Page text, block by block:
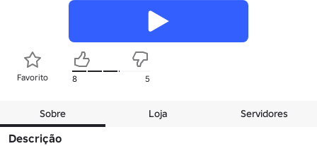
Favorito 8 5
Sobre Loja Servidores
Descrição